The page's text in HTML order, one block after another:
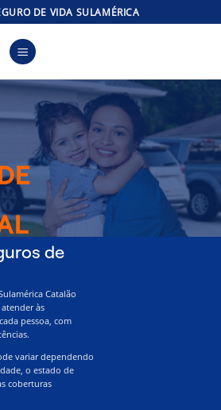
DE VIDA SULAMÉRICA
de
Catalão
às
pessoa, com
variar dependendo
o estado de
coberturas